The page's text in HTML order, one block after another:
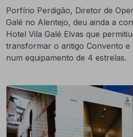
Porfírio Perdigão, Diretor de
Galé no Alentejo, deu ainda a
Hotel Vila Galé Elvas que
transformar o antigo Convento e
num equipamento de 4 estrelas.